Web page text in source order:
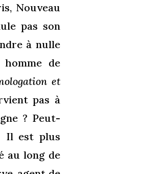
Nouveau
pas son
à nulle
de
et
pas à
? Peut-
Il est plus
au long de